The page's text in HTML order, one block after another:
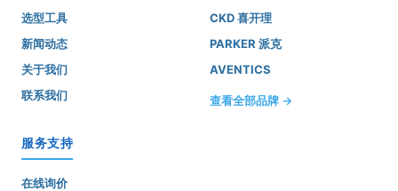
选型工具
新闻动态
关于我们
联系我们
CKD 喜开理
PARKER 派克
AVENTICS
查看全部品牌 →
服务支持
在线询价